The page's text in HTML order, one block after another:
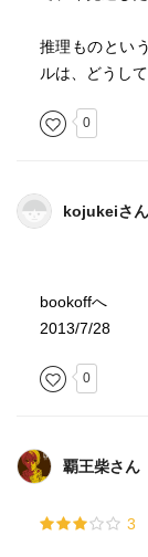
推理ものとい
ルは、どうし
0
kojukeiさん
bookoffへ
2013/7/28
0
覇王柴さん
3